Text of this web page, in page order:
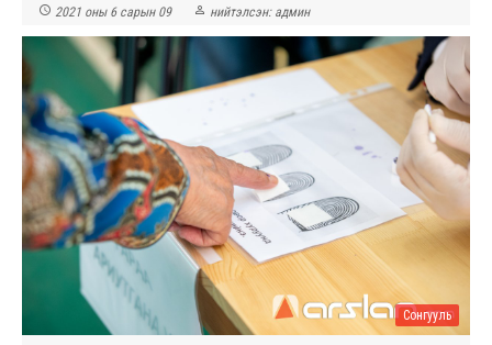
 2021 оны 6 сарын 09  нийтэлсэн: админ
Сонгууль